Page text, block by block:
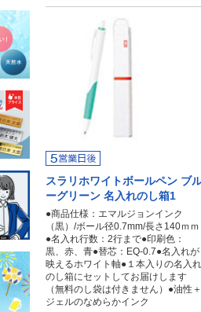
スラリホワイトボールペン ブ
ーグリーン 名入れのし箱1
●商品仕様：エマルジョンインク
（黒）/ボール径0.7mm/長さ140ｍｍ
●名入れ行数：2行まで●印刷色：
黒、赤、青●替芯：EQ-0.7●名入れが
映えるホワイト軸●１本入りの名入れ
のし箱にセットしてお届けします
（無料のし袋は付きません）●油性＋
ジェルのなめらかインク